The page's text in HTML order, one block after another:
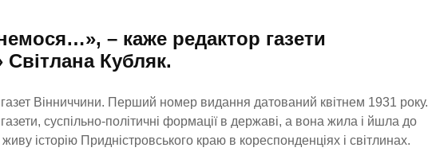
– каже редактор газети
Кубляк.
Вінниччини. Перший номер видання датований квітнем 1931 року.
суспільно-політичні формації в державі, а вона жила і йшла до
історію Придністровського краю в кореспонденціях і світлинах.